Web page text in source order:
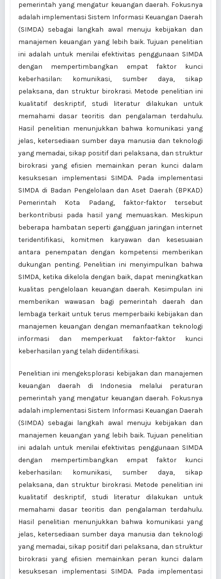
pemerintah yang mengatur keuangan daerah. Fokusnya
adalah implementasi Sistem Informasi Keuangan Daerah
(SIMDA) sebagai langkah awal menuju kebijakan dan
manajemen keuangan yang lebih baik. Tujuan penelitian
ini adalah untuk menilai efektivitas penggunaan SIMDA
dengan mempertimbangkan empat faktor kunci
keberhasilan: komunikasi, sumber daya, sikap
pelaksana, dan struktur birokrasi. Metode penelitian ini
kualitatif deskriptif, studi literatur dilakukan untuk
memahami dasar teoritis dan pengalaman terdahulu.
Hasil penelitian menunjukkan bahwa komunikasi yang
jelas, ketersediaan sumber daya manusia dan teknologi
yang memadai, sikap positif dari pelaksana, dan struktur
birokrasi yang efisien memainkan peran kunci dalam
kesuksesan implementasi SIMDA. Pada implementasi
SIMDA di Badan Pengelolaan dan Aset Daerah (BPKAD)
Pemerintah Kota Padang, faktor-faktor tersebut
berkontribusi pada hasil yang memuaskan. Meskipun
beberapa hambatan seperti gangguan jaringan internet
teridentifikasi, komitmen karyawan dan kesesuaian
antara penempatan dengan kompetensi memberikan
dukungan penting. Penelitian ini menyimpulkan bahwa
SIMDA, ketika dikelola dengan baik, dapat meningkatkan
kualitas pengelolaan keuangan daerah. Kesimpulan ini
memberikan wawasan bagi pemerintah daerah dan
lembaga terkait untuk terus memperbaiki kebijakan dan
manajemen keuangan dengan memanfaatkan teknologi
informasi dan memperkuat faktor-faktor kunci
keberhasilan yang telah diidentifikasi.
Penelitian ini mengeksplorasi kebijakan dan manajemen
keuangan daerah di Indonesia melalui peraturan
pemerintah yang mengatur keuangan daerah. Fokusnya
adalah implementasi Sistem Informasi Keuangan Daerah
(SIMDA) sebagai langkah awal menuju kebijakan dan
manajemen keuangan yang lebih baik. Tujuan penelitian
ini adalah untuk menilai efektivitas penggunaan SIMDA
dengan mempertimbangkan empat faktor kunci
keberhasilan: komunikasi, sumber daya, sikap
pelaksana, dan struktur birokrasi. Metode penelitian ini
kualitatif deskriptif, studi literatur dilakukan untuk
memahami dasar teoritis dan pengalaman terdahulu.
Hasil penelitian menunjukkan bahwa komunikasi yang
jelas, ketersediaan sumber daya manusia dan teknologi
yang memadai, sikap positif dari pelaksana, dan struktur
birokrasi yang efisien memainkan peran kunci dalam
kesuksesan implementasi SIMDA. Pada implementasi